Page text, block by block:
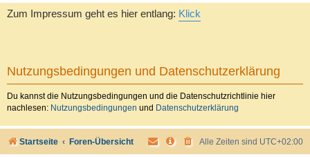
Zum Impressum geht es hier entlang: Klick
Nutzungsbedingungen und Datenschutzerklärung
Du kannst die Nutzungsbedingungen und die Datenschutzrichtlinie hier
nachlesen: Nutzungsbedingungen und Datenschutzerklärung
Startseite Foren-Übersicht Alle Zeiten sind UTC+02:00